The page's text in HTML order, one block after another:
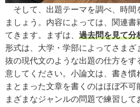
そして、出題テーマを調べ、時間
ましょう。内容によっては、関連書
てきます。まずは、 過去問を見て分
形式は、大学・学部によってさまざ
抜の現代文のような出題の仕方をす
意してください。小論文は、書き慣
まとまった文章を書くのはほぼ不可
まざまなジャンルの問題で練習して